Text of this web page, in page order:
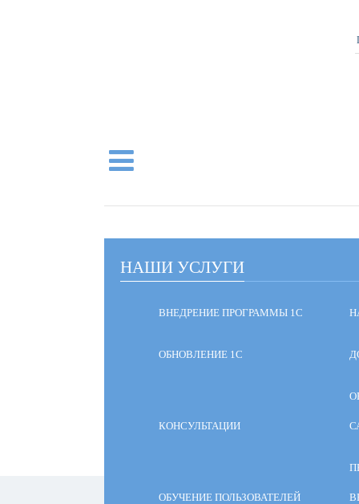
НАШИ УСЛУГИ
ВНЕДРЕНИЕ ПРОГРАММЫ 1С
ОБНОВЛЕНИЕ 1С
КОНСУЛЬТАЦИИ
ОБУЧЕНИЕ ПОЛЬЗОВАТЕЛЕЙ